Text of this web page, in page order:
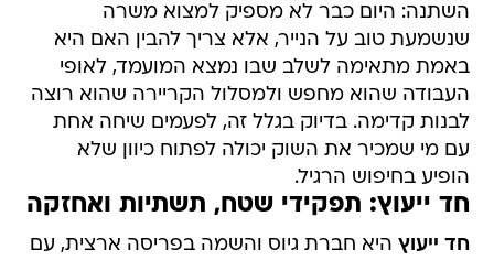
השתנה: היום כבר לא מספיק למצוא משרה
שנשמעת טוב על הנייר, אלא צריך להבין האם היא
באמת מתאימה לשלב שבו נמצא המועמד, לאופי
העבודה שהוא מחפש ולמסלול הקריירה שהוא רוצה
לבנות קדימה. בדיוק בגלל זה, לפעמים שיחה אחת
עם מי שמכיר את השוק יכולה לפתוח כיוון שלא
הופיע בחיפוש הרגיל.
חד ייעוץ: תפקידי שטח, תשתיות ואחזקה
חד ייעוץ היא חברת גיוס והשמה בפריסה ארצית, עם